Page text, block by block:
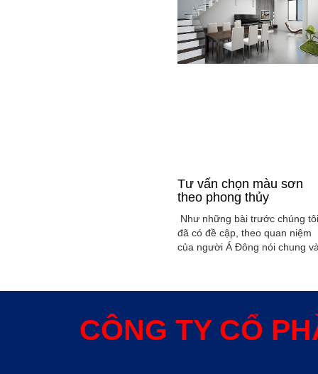
Tư vấn chọn màu sơn
theo phong thủy
Như những bài trước chúng tôi
đã có đề cập, theo quan niệm
của người Á Đông nói chung
xây dụng nhà ở hoặc bất kỳ
thủy trong ngôi nhà thường
được quyết định bởi các nhân
CÔNG TY CỔ